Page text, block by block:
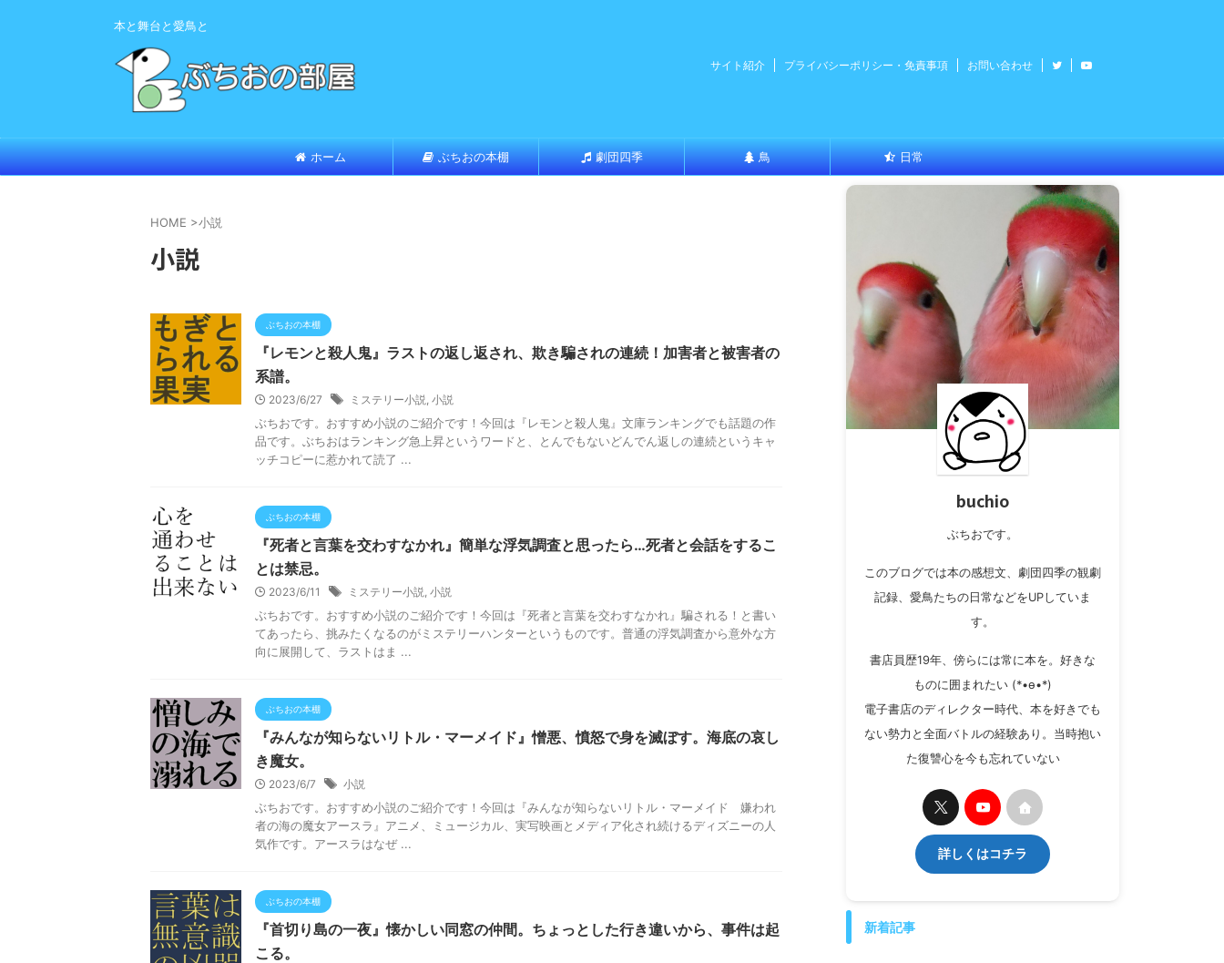
本と舞台と愛鳥と
サイト紹介 プライバシーポリシー・免責事項 お問い合わせ
ホーム ぶちおの本棚 劇団四季 鳥 日常
HOME >小説
小説
ぶちおの本棚
『レモンと殺人鬼』ラストの返し返され、欺き騙されの連続！加害者と被害者の
系譜。
2023/6/27 ミステリー小説, 小説
ぶちおです。おすすめ小説のご紹介です！今回は『レモンと殺人鬼』文庫ランキングでも話題の作
品です。ぶちおはランキング急上昇というワードと、とんでもないどんでん返しの連続というキャ
ッチコピーに惹かれて読了 ...
ぶちおの本棚
『死者と言葉を交わすなかれ』簡単な浮気調査と思ったら…死者と会話をするこ
とは禁忌。
2023/6/11 ミステリー小説, 小説
ぶちおです。おすすめ小説のご紹介です！今回は『死者と言葉を交わすなかれ』騙される！と書い
てあったら、挑みたくなるのがミステリーハンターというものです。普通の浮気調査から意外な方
向に展開して、ラストはま ...
ぶちおの本棚
『みんなが知らないリトル・マーメイド』憎悪、憤怒で身を滅ぼす。海底の哀し
き魔女。
2023/6/7 小説
ぶちおです。おすすめ小説のご紹介です！今回は『みんなが知らないリトル・マーメイド 嫌われ
者の海の魔女アースラ』アニメ、ミュージカル、実写映画とメディア化され続けるディズニーの人
気作です。アースラはなぜ ...
ぶちおの本棚
『首切り島の一夜』懐かしい同窓の仲間。ちょっとした行き違いから、事件は起
こる。
buchio
ぶちおです。
このブログでは本の感想文、劇団四季の観劇
記録、愛鳥たちの日常などをUPしていま
す。
書店員歴19年、傍らには常に本を。好きな
ものに囲まれたい (*•ө•*)
電子書店のディレクター時代、本を好きでも
ない勢力と全面バトルの経験あり。当時抱い
た復讐心を今も忘れていない
詳しくはコチラ
新着記事